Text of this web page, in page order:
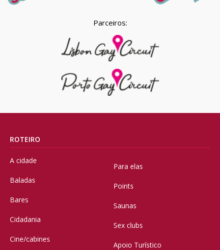
Parceiros:
ROTEIRO
A cidade
Baladas
Bares
Cidadania
Cine/cabines
Para elas
Points
Saunas
Sex clubs
Apoio Turístico